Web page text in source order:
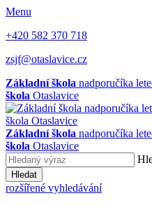
Menu
+420 582 370 718
zsjf@otaslavice.cz
Základní škola nadporučíka
škola Otaslavice
Základní škola nadporučíka
škola Otaslavice
Hledat
rozšířené vyhledávání